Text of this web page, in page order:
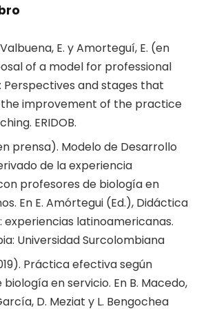
Valbuena, E. y Amorteguí, E. (en
of a model for professional
and stages that
improvement of the practice
ERIDOB.
prensa). Modelo de Desarrollo
de la experiencia
profesores de biología en
En E. Amórtegui (Ed.), Didáctica
experiencias latinoamericanas.
Universidad Surcolombiana
Práctica efectiva según
en servicio. En B. Macedo,
D. Meziat y L. Bengochea